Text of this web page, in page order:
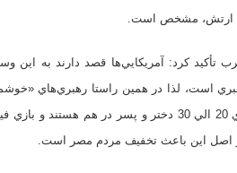
ارتش، مشخص است.
كرد: آمريكايي‌ها قصد دارند به اين
است، لذا در همين راستا رهبري‌هاي
تحركات درست كرده‌اند، اينگونه كه در قاهره در يك آپارتمان 850 متري 20 الي 30
در اصل اين باعث تخفيف مردم مصر است.